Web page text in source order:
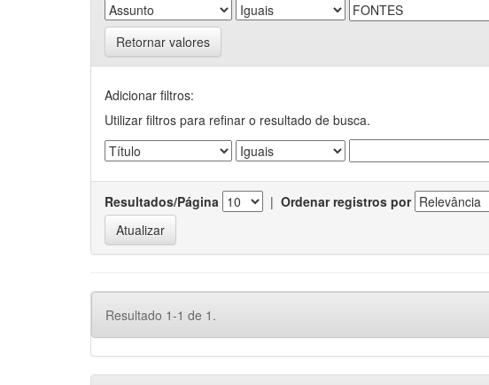
Retornar valores
Adicionar filtros:
Utilizar filtros para refinar o resultado de busca.
Resultados/Página | Ordenar registros por
Resultado 1-1 de 1.